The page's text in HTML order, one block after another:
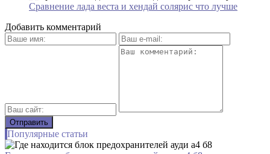
Сравнение лада веста и хендай солярис что лучше
Добавить комментарий
Популярные статьи